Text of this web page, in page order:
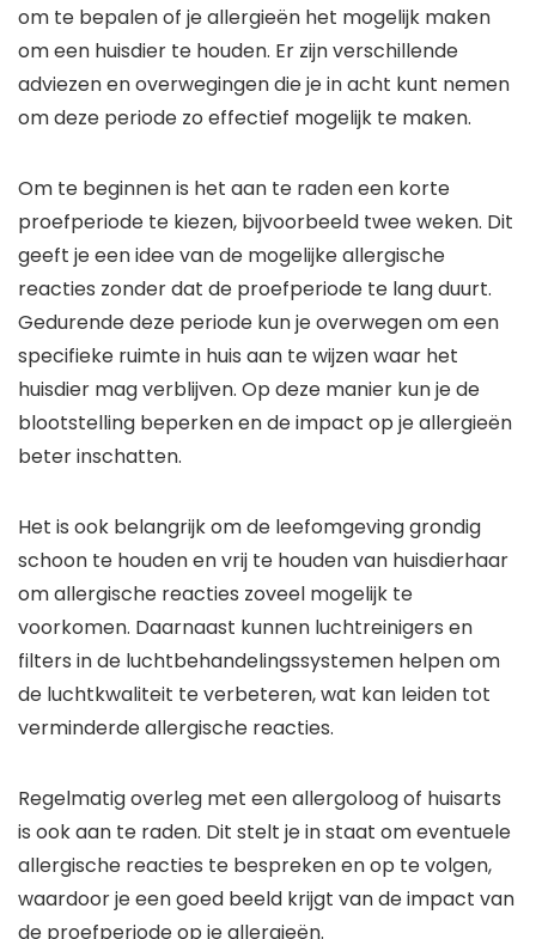
om te bepalen of je allergieën het mogelijk maken
om een huisdier te houden. Er zijn verschillende
adviezen en overwegingen die je in acht kunt nemen
om deze periode zo effectief mogelijk te maken.
Om te beginnen is het aan te raden een korte
proefperiode te kiezen, bijvoorbeeld twee weken. Dit
geeft je een idee van de mogelijke allergische
reacties zonder dat de proefperiode te lang duurt.
Gedurende deze periode kun je overwegen om een
specifieke ruimte in huis aan te wijzen waar het
huisdier mag verblijven. Op deze manier kun je de
blootstelling beperken en de impact op je allergieën
beter inschatten.
Het is ook belangrijk om de leefomgeving grondig
schoon te houden en vrij te houden van huisdierhaar
om allergische reacties zoveel mogelijk te
voorkomen. Daarnaast kunnen luchtreinigers en
filters in de luchtbehandelingssystemen helpen om
de luchtkwaliteit te verbeteren, wat kan leiden tot
verminderde allergische reacties.
Regelmatig overleg met een allergoloog of huisarts
is ook aan te raden. Dit stelt je in staat om eventuele
allergische reacties te bespreken en op te volgen,
waardoor je een goed beeld krijgt van de impact van
de proefperiode op je allergieën.